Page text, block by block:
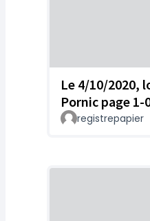
Le 4/10/2020,
Pornic page 1-
registrepapier